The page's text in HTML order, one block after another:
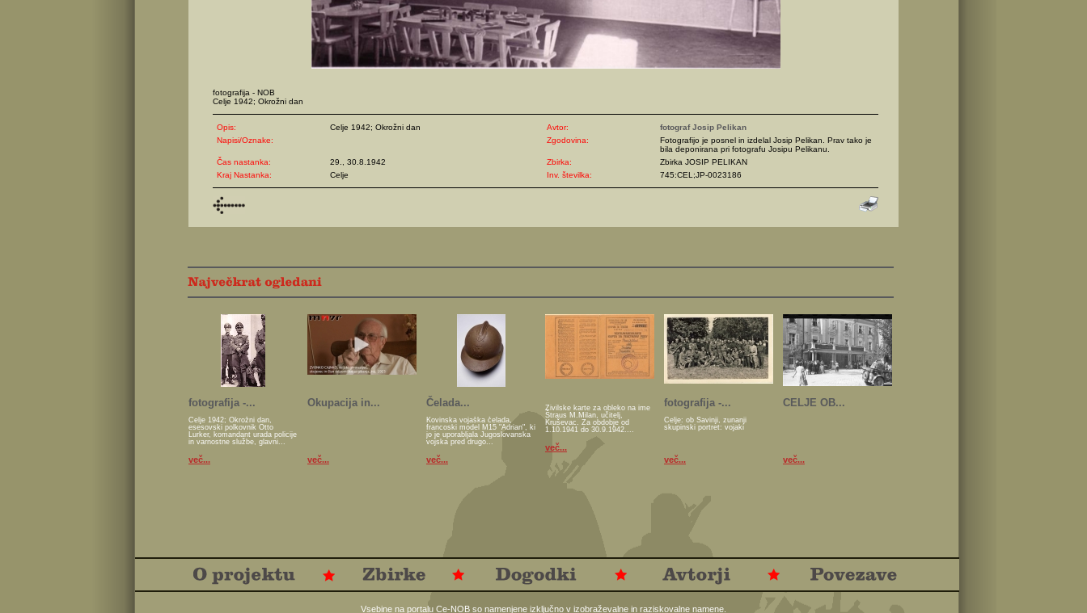
fotografija - NOB
Celje 1942; Okrožni dan
Opis: Celje 1942; Okrožni dan Avtor:
fotograf Josip Pelikan
Napisi/Oznake:
Zgodovina:
Fotografijo je posnel in izdelal Josip Pelikan. Prav tako je
bila deponirana pri fotografu Josipu Pelikanu.
Čas nastanka:
29., 30.8.1942 Zbirka:
Zbirka JOSIP PELIKAN
Kraj Nastanka:
Celje Inv. številka: 745:CEL;JP-0023186
fotografija -...
Celje 1942; Okrožni dan,
esesovski polkovnik Otto
Lurker, komandant urada policije
in varnostne službe, glavni...
več...
Okupacija in...
več...
Čelada...
Kovinska vojaška čelada,
francoski model M15 "Adrian", ki
jo je uporabljala Jugoslovanska
vojska pred drugo...
več...
Živilske karte za obleko na ime
Štraus M.Milan, učitelj,
Kruševac. Za obdobje od
1.10.1941 do 30.9.1942....
več...
fotografija -...
Celje: ob Savinji, zunanji
skupinski portret: vojaki
več...
CELJE OB...
več...
Vsebine na portalu Ce-NOB so namenjene izključno v izobraževalne in raziskovalne namene.